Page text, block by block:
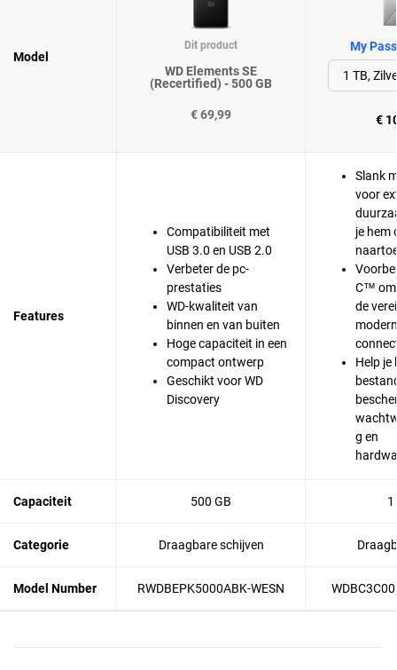
Model
Dit product
WD Elements SE
(Recertified) - 500 GB
€ 69,99
My
€
Features
Compatibiliteit met
USB 3.0 en USB 2.0
Verbeter de pc-
prestaties
WD-kwaliteit van
binnen en van buiten
Hoge capaciteit in een
compact ontwerp
Geschikt voor WD
Discovery
Slank
voor
je hem
C™ om
de
Help je
g en
Capaciteit 500 GB 1
Categorie Draagbare schijven
Model Number RWDBEPK5000ABK-WESN